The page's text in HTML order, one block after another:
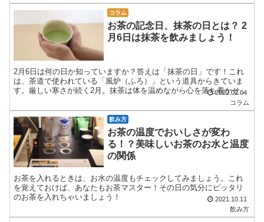
コラム
お茶の記念日、抹茶の日とは？ 2
月6日は抹茶を飲みましょう！
2月6日は何の日か知っていますか？答えは「抹茶の日」です！これ
は、茶道で使われている「風炉（ふろ）」という道具からきていま
す。厳しい寒さが続く2月。抹茶は体を温めながら心を落ち着かせる
のにピッタリの飲み物ではないでしょうか。抹茶の日について、詳
しく調べました！
2022.02.04
コラム
飲み方
お茶の温度でおいしさが変わ
る！？美味しいお茶のお水と温度
の関係
お茶を入れるときは、お水の温度もチェックしてみましょう。これ
を覚えておけば、あなたもお茶マスター！その日の気分にピッタリ
のお茶を入れちゃいましょう！
2021.10.11
飲み方